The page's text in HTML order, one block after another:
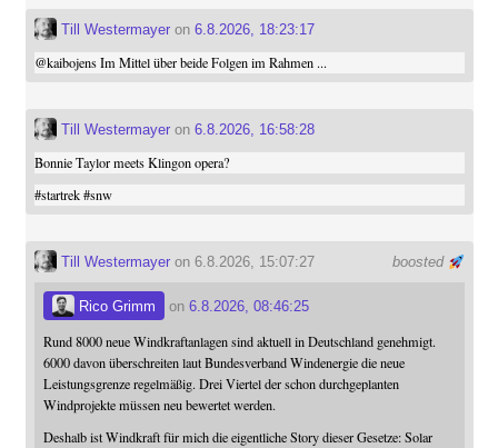
Till Westermayeron 6.8.2026, 18:23:17
@kaibojensIm Mittel über beide Folgen im Rahmen ...
Till Westermayeron 6.8.2026, 16:58:28
Bonnie Taylor meets Klingon opera?
#startrek #snw
boosted
Till Westermayeron 6.8.2026, 15:07:27
Rico Grimm on 6.8.2026, 08:46:25
Rund 8000 neue Windkraftanlagen sind aktuell in Deutschland genehmigt.
6000 davon überschreiten laut Bundesverband Windenergie die neue
Leistungsgrenze regelmäßig. Drei Viertel der schon durchgeplanten
Windprojekte müssen neu bewertet werden.
Deshalb ist Windkraft für mich die eigentliche Story dieser Gesetze: Solar